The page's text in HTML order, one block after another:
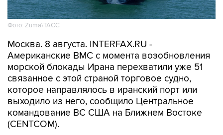
Фото: Zuma\ТАСС
Москва. 8 августа. INTERFAX.RU -
морской блокады Ирана перехватили уже 51
связанное с этой страной торговое судно,
которое направлялось в иранский порт или
выходило из него, сообщило Центральное
командование ВС США на Ближнем Востоке
(CENTCOM).
"По состоянию на 7 августа силы CENTCOM